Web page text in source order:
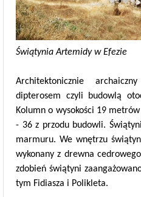
Świątynia Artemidy w Efezie
Architektonicznie
dipterosem czyli budowlą
Kolumn o wysokości 19
- 36 z przodu budowli.
marmuru. We wnętrzu
wykonany z drewna
zdobień świątyni
tym Fidiasza i Polikleta.